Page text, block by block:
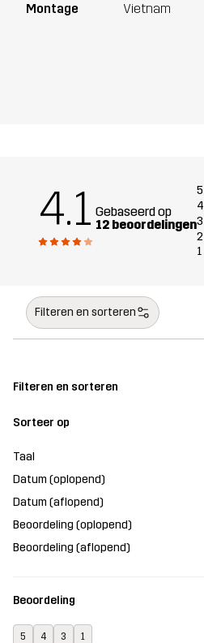
Montage Vietnam
4.1 Gebaseerd op
12 beoordelingen
5
4
3
2
1
Filteren en sorteren
Filteren en sorteren
Sorteer op
Taal
Datum (oplopend)
Datum (aflopend)
Beoordeling (oplopend)
Beoordeling (aflopend)
Beoordeling
5 4 3 1